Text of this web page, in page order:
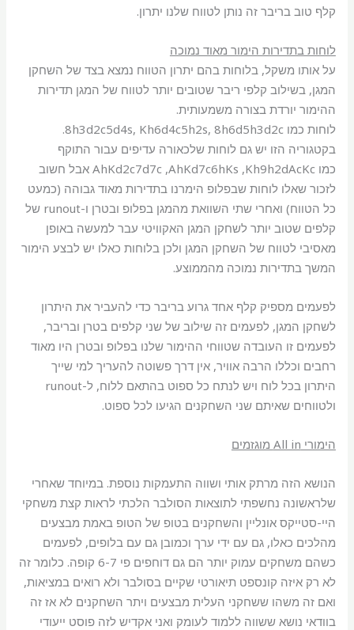
קלף טוב בריבר זה נותן לטווח שלנו יתרון.
לוחות בתדירות הימור מאוד נמוכה
על אותו משקל, בלוחות בהם יתרון הטווח נמצא בצד של השחקן
המגן, בשילוב קלפי ריבר שטובים יותר לטווח של המגן תדירות
ההימור יורדת בצורה משמעותית.
לוחות כמו 8h3d2c5d4s, Kh6d4c5h2s, 8h6d5h3d2c.
͏בקטגוריה הזו יש גם לוחות שלכאורה עדיפים עבור התוקף
כמו AhKd2c7d7c ,AhKd7c6hKs ,Kh9h2dAcKc אבל חשוב
לזכור שאלו לוחות שבפלופ הימרנו בתדירות מאוד גבוהה (כמעט
כל הטווח) ואחרי שתי השוואת מהמגן בפלופ ובטרן ו-runout של
קלפים שטוב יותר לשחקן המגן האקוויטי עבר למעשה באופן
מאסיבי לטווח של השחקן המגן ולכן בלוחות כאלו יש לבצע הימור
המשך בתדירות נמוכה מהממוצע.
לפעמים מספיק קלף אחד גרוע בריבר כדי להעביר את היתרון
לשחקן המגן, לפעמים זה שילוב של שני קלפים בטרן ובריבר,
לפעמים זו העובדה שטווחי ההימור שלנו בפלופ ובטרן היו מאוד
רחבים וכללו הרבה אוויר, אין דרך פשוטה להעריך למי שייך
היתרון בכל לוח ויש לנתח כל ספוט בהתאם ללוח, ל-runout
ולטווחים שאיתם שני השחקנים הגיעו לכל ספוט.
הימורי All in מוגזמים
הנושא הזה מרתק אותי ושווה התעמקות נוספת. במיוחד שאחרי
שלראשונה נחשפתי לתוצאות הסולבר הלכתי לראות קצת משחקי
היי-סטייקס אונליין והשחקנים בטופ של הטופ באמת מבצעים
מהלכים כאלו, גם עם ידי ערך וכמובן גם עם בלופים, לפעמים
כשהם משחקים עמוק יותר הם גם דוחפים פי 6-7 קופה. כלומר זה
לא רק איזה קונספט תיאורטי שקיים בסולבר ולא רואים במציאות,
ואם זה משהו ששחקני העלית מבצעים ויתר השחקנים לא אז זה
בוודאי נושא ששווה ללמוד לעומק ואני אקדיש לזה פוסט ייעודי